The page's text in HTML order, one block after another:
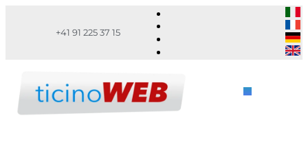
+41 91 225 37 15